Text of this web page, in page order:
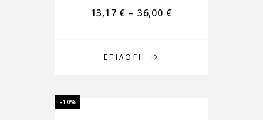
ΕΠΙΛΟΓΉ
13,17 € – 36,00 €
-10%